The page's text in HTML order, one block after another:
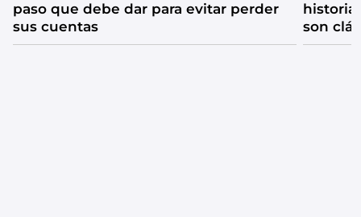
paso que debe dar para evitar perder
sus cuentas
historia
son